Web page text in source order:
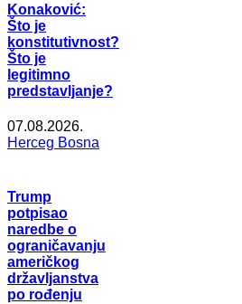
Konaković:
Što je
konstitutivnost?
Što je
legitimno
predstavljanje?
07.08.2026.
Herceg Bosna
Trump
potpisao
naredbe o
ograničavanju
američkog
državljanstva
po rođenju